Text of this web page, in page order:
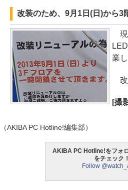
改装のため、9月1日(日)から3
現
業
改
[撮
（AKIBA PC Hotline!編集部）
AKIBA PC Hotline!をフォ
をチェック！
Follow